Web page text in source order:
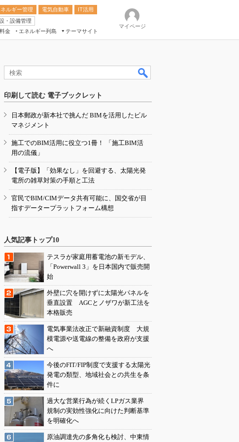
ルギー管理 電気自動車
IT活用
・設備管理
金 エネルギー列島
テーマサイト
ブック
マイページ
印刷して読む 電子ブックレット
日本郵政が新本社で挑んだ BIMを活用したビル
マネジメント
施工でのBIM活用に役立つ1冊！ 「施工BIM活
用の流儀」
【電子版】「効果なし」を回避する、太陽光発
電所の雑草対策の手順と工法
官民でBIM/CIMデータ共有可能に、国交省が目
指すデータープラットフォーム構想
人気記事トップ10
テスラが家庭用蓄電池の新モデル、
「Powerwall 3」を日本国内で販売開
始
外壁に穴を開けずに太陽光パネルを
垂直設置 AGCとノザワが新工法を
本格販売
電気事業法改正で新融資制度 大規
模電源や送電線の整備を政府が支援
へ
今後のFIT/FIP制度で支援する太陽光
発電の類型、地域社会との共生を条
件に
過大な営業行為が続くLPガス業界
規制の実効性強化に向けた判断基準
を明確化へ
原油調達先の多角化も検討、中東情